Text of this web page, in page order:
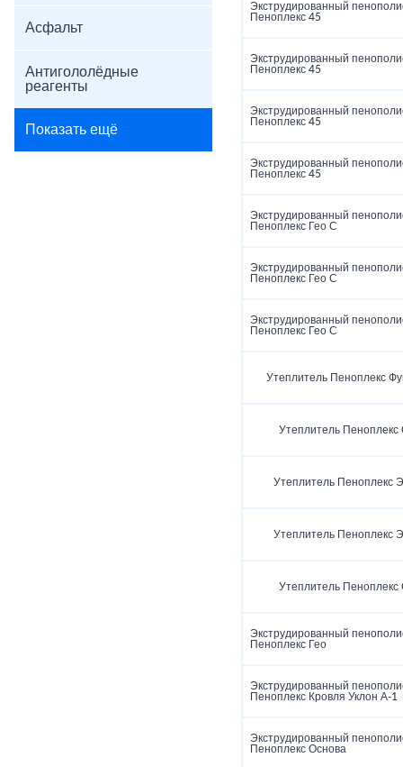
Асфальт
Антигололёдные
реагенты
Показать ещё
Экструдированный
Пеноплекс 45
Экструдированный
Пеноплекс 45
Экструдированный
Пеноплекс 45
Экструдированный
Пеноплекс 45
Экструдированный
Пеноплекс Гео С
Экструдированный
Пеноплекс Гео С
Экструдированный
Пеноплекс Гео С
Утеплитель Пеноплекс
Утеплитель Пеноплекс
Утеплитель Пеноплекс
Утеплитель Пеноплекс
Утеплитель Пеноплекс
Экструдированный
Пеноплекс Гео
Экструдированный
Пеноплекс Кровля Уклон А-1
Экструдированный
Пеноплекс Основа